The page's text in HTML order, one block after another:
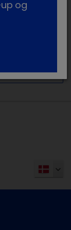
chevron_right
og